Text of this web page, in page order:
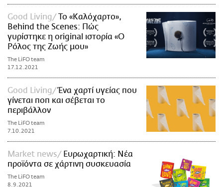
Good Living
Το «Καλόχαρτο»,
Behind the Scenes: Πώς
γυρίστηκε η original ιστορία «Ο
Ρόλος της Ζωής μου»
The LiFO team
17.12.2021
Good Living
Ένα χαρτί υγείας που
γίνεται ποπ και σέβεται το
περιβάλλον
The LiFO team
7.10.2021
Market news
Ευρωχαρτική: Νέα
προϊόντα σε χάρτινη συσκευασία
The LiFO team
8.9.2021